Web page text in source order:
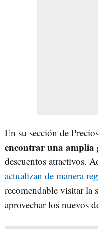
En su sección de
encontrar una amplia
descuentos atractivos.
actualizan de manera
recomendable visitar la
aprovechar los nuevos